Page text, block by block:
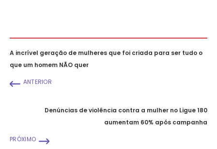
A incrível geração de mulheres que foi criada para ser tudo o
que um homem NÃO quer
ANTERIOR
Denúncias de violência contra a mulher no Ligue 180
aumentam 60% após campanha
PRÓXIMO